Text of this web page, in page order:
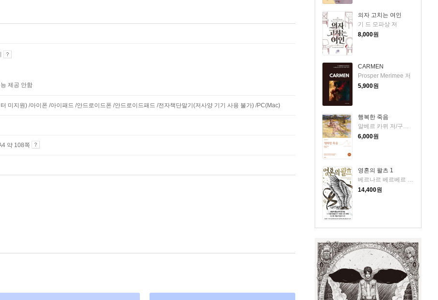
의자 고치는 여인
기 드 모파상 저
8,000원
CARMEN
Prosper Merimee 저
5,900원
행복한 죽음
6,000원
영혼의 왈츠 1
베르나르 베르베르 저/전미연 역
14,400원
제공 안함
미지원) /아이폰 /아이패드 /안드로이드폰 /안드로이드패드 /전자책단말기(저사양 기기 사용 불가) /PC(Mac)
약 108쪽